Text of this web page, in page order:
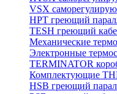
VSX
НРТ греющий
TESH греющий
Механические
Электронные
TERMINATOR
Комплектующие
HSB греющий